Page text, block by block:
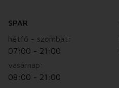
SPAR
hétfő - szombat:
07:00 - 21:00
vasárnap:
08:00 - 21:00